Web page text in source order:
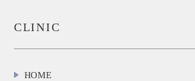
CLINIC
HOME